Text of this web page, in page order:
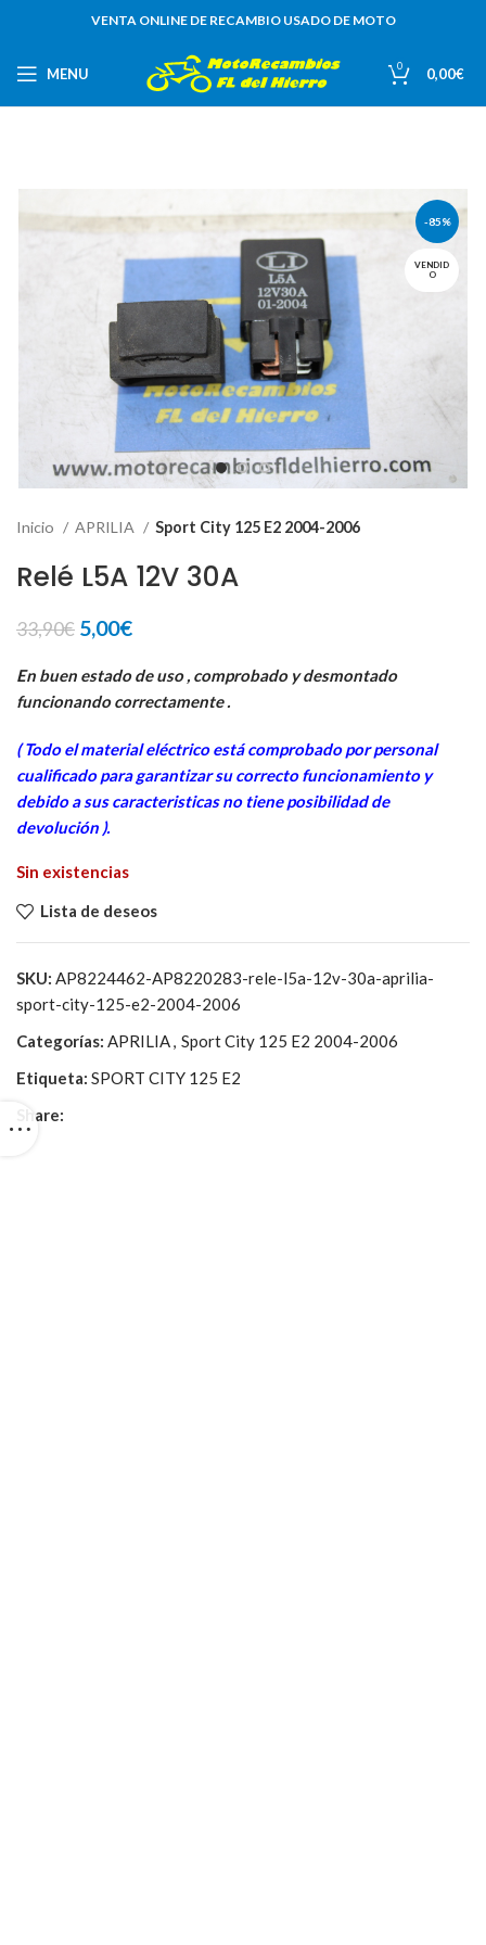
VENTA ONLINE DE RECAMBIO USADO DE MOTO
MENU 0 0,00€
-85%
VENDID
O
Inicio APRILIA Sport City 125 E2 2004-2006
Relé L5A 12V 30A
33,90€ El
original
era:
5,00€El
actual
es:
En buen estado de uso , comprobado y desmontado
funcionando correctamente .
( Todo el material eléctrico está comprobado por personal
cualificado para garantizar su correcto funcionamiento y
debido a sus caracteristicas no tiene posibilidad de
devolución ).
Sin existencias
Lista de deseos
SKU: AP8224462-AP8220283-rele-l5a-12v-30a-aprilia-
sport-city-125-e2-2004-2006
Categorías: APRILIA, Sport City 125 E2 2004-2006
Etiqueta: SPORT CITY 125 E2
Share: